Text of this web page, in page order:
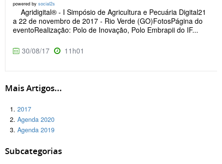
powered by social2s
Agridigital® - I Simpósio de Agricultura e Pecuária Digital21
a 22 de novembro de 2017 - Rio Verde (GO)FotosPágina do
eventoRealização: Polo de Inovação, Polo Embrapii do IF...
30/08/17 11h01
Mais Artigos...
2017
Agenda 2020
Agenda 2019
Subcategorias